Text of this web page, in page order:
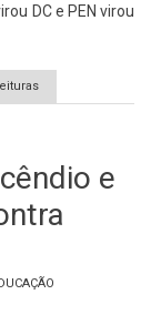
DC e PEN virou
eleições do
e